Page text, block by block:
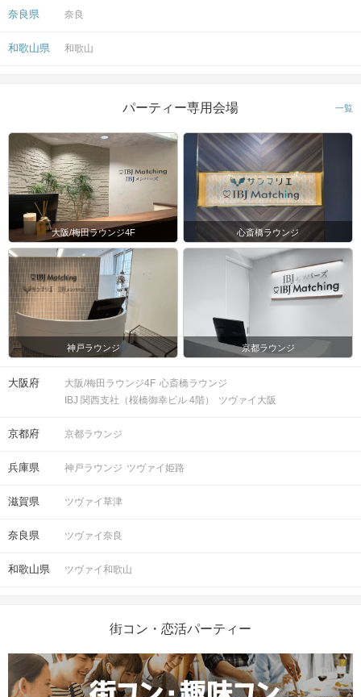
奈良県 奈良
和歌山県 和歌山
パーティー専用会場 一覧
大阪/梅田ラウンジ4F 心斎橋ラウンジ
神戸ラウンジ 京都ラウンジ
大阪府 大阪/梅田ラウンジ4F 心斎橋ラウンジ
IBJ 関西支社（桜橋御幸ビル 4階）
ツヴァイ大阪
京都府 京都ラウンジ
兵庫県 神戸ラウンジ ツヴァイ姫路
滋賀県 ツヴァイ草津
奈良県 ツヴァイ奈良
和歌山県 ツヴァイ和歌山
街コン・恋活パーティー